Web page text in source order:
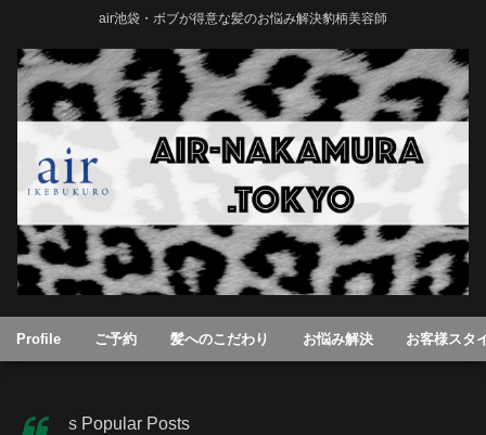
air池袋・ボブが得意な髪のお悩み解決豹柄美容師
Profile ご予約 髪へのこだわり お悩み解決 お客様スタ
Today’s Popular Posts